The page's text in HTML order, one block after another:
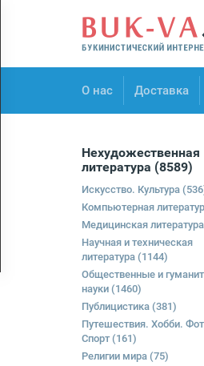
О нас Доставка
О нас
Нехудожественная
литература (8589)
Искусство. Культура
Компьютерная
Медицинская литература
Научная и техническая
литература (1144)
Общественные и
науки (1460)
Публицистика (381)
Путешествия. Хобби.
Спорт(161)
Религии мира (75)